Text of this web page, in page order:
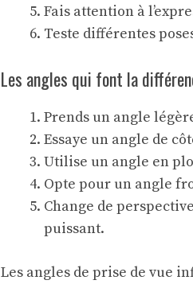
Fais attention à
Teste différentes
Les angles qui font la
Prends un angle
Essaye un angle de
Utilise un angle en
Opte pour un angle
Change de
puissant.
Les angles de prise de vue